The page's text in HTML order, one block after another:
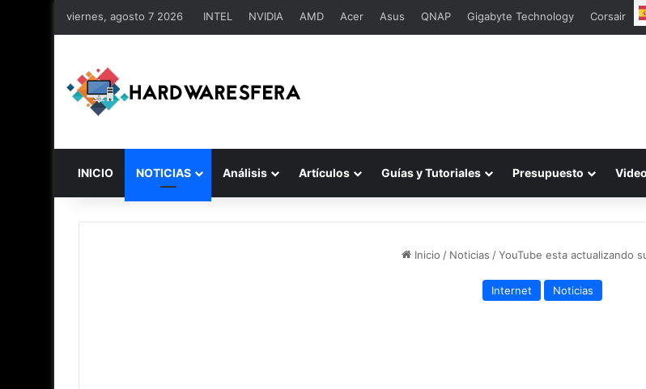
viernes, agosto 7 2026 INTEL NVIDIA AMD Acer Asus QNAP Gigabyte Technology Corsair
INICIO NOTICIAS Análisis Artículos Guías y Tutoriales Presupuesto
Inicio / Noticias /YouTube esta actualizando
Internet Noticias